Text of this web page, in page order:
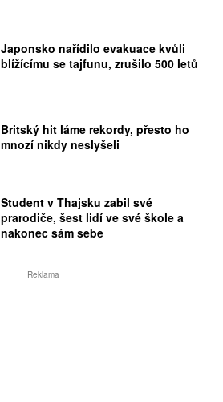
Japonsko nařídilo evakuace kvůli
blížícímu se tajfunu, zrušilo 500 letů
Britský hit láme rekordy, přesto ho
mnozí nikdy neslyšeli
Student v Thajsku zabil své
prarodiče, šest lidí ve své škole a
nakonec sám sebe
Reklama